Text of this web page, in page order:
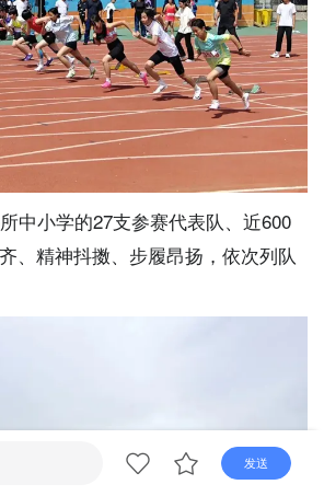
电视 广播
中小学的27支参赛代表队、近600
、精神抖擞、步履昂扬，依次列队
发送